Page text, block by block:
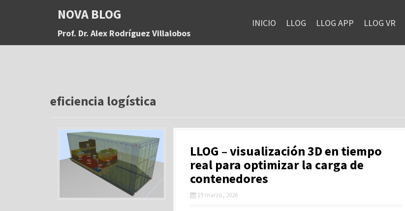
a
NOVA BLOG
Prof. Dr. Alex Rodríguez Villalobos
INICIO LLOG LLOG APP LLOG VR
eficiencia logística
LLOG – visualización 3D en tiempo
real para optimizar la carga de
contenedores
19 marzo, 2026